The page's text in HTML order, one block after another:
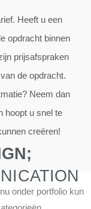
Heeft u een
opdracht binnen
prijsafspraken
de opdracht.
Neem dan
hoopt u snel te
creëren!
onder portfolio kun